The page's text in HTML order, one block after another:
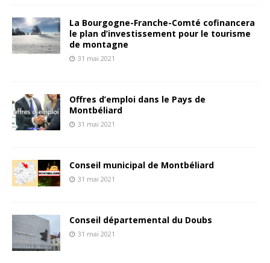
La Bourgogne-Franche-Comté cofinancera
le plan d’investissement pour le tourisme
de montagne
31 mai 2021
Offres d’emploi dans le Pays de
Montbéliard
31 mai 2021
Conseil municipal de Montbéliard
31 mai 2021
Conseil départemental du Doubs
31 mai 2021